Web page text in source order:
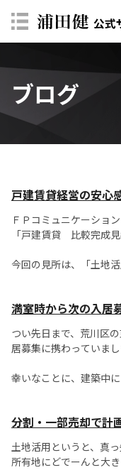
ブログ
戸建賃貸経営の安心
ＦＰコミュニケーショ
「戸建賃貸 比較完成
今回の見所は、「土地
満室時から次の入居
つい先日まで、荒川区
居募集に携わっていまし
幸いなことに、建築中
た。
今回はたまたま建築中
常にこ...
分割・一部売却で計
土地活用というと、真
所有地にどでーんと大